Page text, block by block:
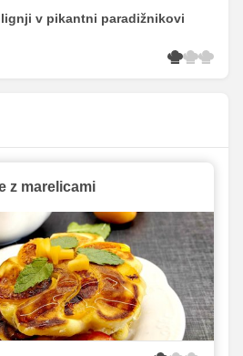
lignji v pikantni paradižnikovi
z marelicami